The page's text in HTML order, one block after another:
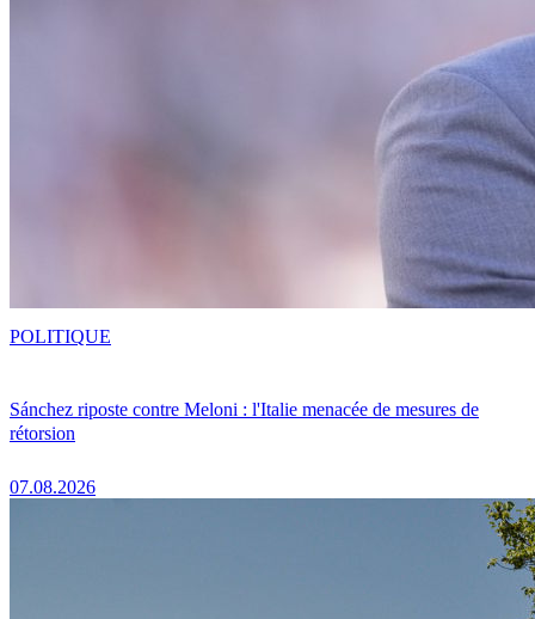
Sánchez riposte contre Meloni : l'Italie menacée de mesures de
rétorsion
07.08.2026
POLITIQUE